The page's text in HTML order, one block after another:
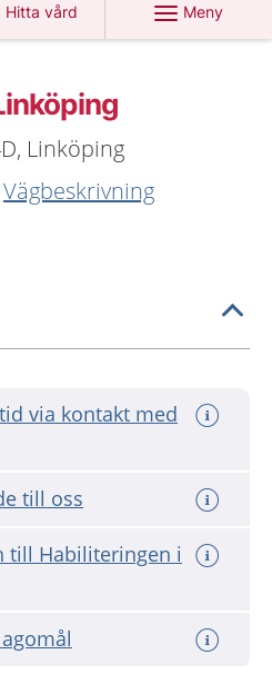
Hitta vård
Meny
Linköping
Vägbeskrivning
via kontakt med
till oss
till Habiliteringen i